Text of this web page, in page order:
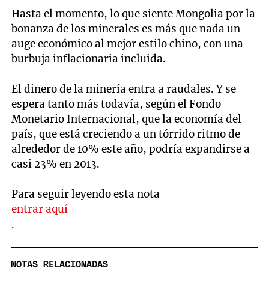
Hasta el momento, lo que siente Mongolia por la
bonanza de los minerales es más que nada un
auge económico al mejor estilo chino, con una
burbuja inflacionaria incluida.
El dinero de la minería entra a raudales. Y se
espera tanto más todavía, según el Fondo
Monetario Internacional, que la economía del
país, que está creciendo a un tórrido ritmo de
alrededor de 10% este año, podría expandirse a
casi 23% en 2013.
Para seguir leyendo esta nota
entrar aquí
.
NOTAS RELACIONADAS